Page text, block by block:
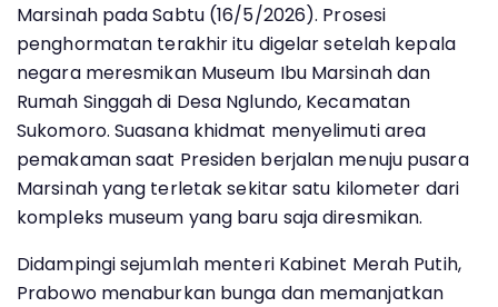
Marsinah pada Sabtu (16/5/2026). Prosesi
penghormatan terakhir itu digelar setelah kepala
negara meresmikan Museum Ibu Marsinah dan
Rumah Singgah di Desa Nglundo, Kecamatan
Sukomoro. Suasana khidmat menyelimuti area
pemakaman saat Presiden berjalan menuju pusara
Marsinah yang terletak sekitar satu kilometer dari
kompleks museum yang baru saja diresmikan.
Didampingi sejumlah menteri Kabinet Merah Putih,
Prabowo menaburkan bunga dan memanjatkan